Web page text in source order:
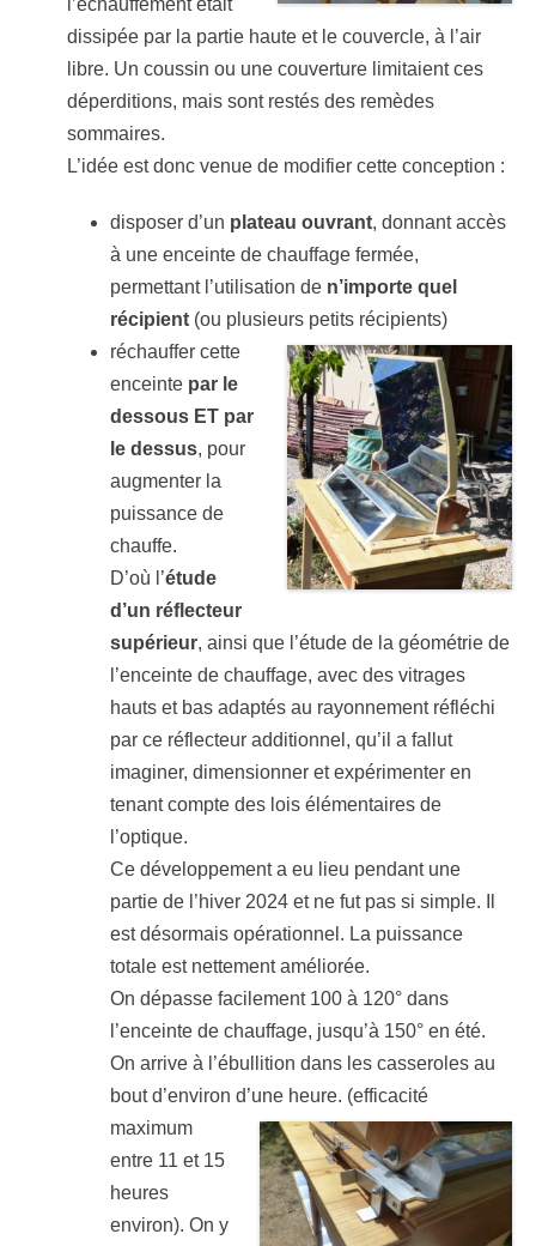
l’échauffement était
dissipée par la partie haute et le couvercle, à l’air
libre. Un coussin ou une couverture limitaient ces
déperditions, mais sont restés des remèdes
sommaires.
L’idée est donc venue de modifier cette conception :
disposer d’un plateau ouvrant, donnant accès
à une enceinte de chauffage fermée,
permettant l’utilisation de n’importe quel
récipient (ou plusieurs petits récipients)
réchauffer cette
enceinte par le
dessous ET par
le dessus, pour
augmenter la
puissance de
chauffe.
D’où l’étude
d’un réflecteur
supérieur, ainsi que l’étude de la géométrie de
l’enceinte de chauffage, avec des vitrages
hauts et bas adaptés au rayonnement réfléchi
par ce réflecteur additionnel, qu’il a fallut
imaginer, dimensionner et expérimenter en
tenant compte des lois élémentaires de
l’optique.
Ce développement a eu lieu pendant une
partie de l’hiver 2024 et ne fut pas si simple. Il
est désormais opérationnel. La puissance
totale est nettement améliorée.
On dépasse facilement 100 à 120° dans
l’enceinte de chauffage, jusqu’à 150° en été.
On arrive à l’ébullition dans les casseroles au
bout d’environ d’une heure. (efficacité
maximum
entre 11 et 15
heures
environ). On y